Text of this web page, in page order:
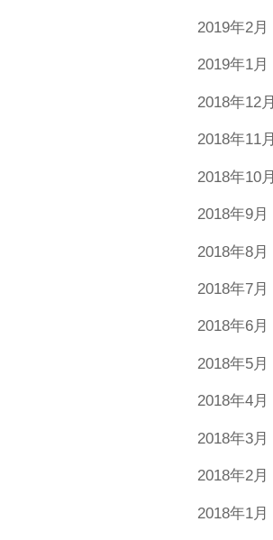
2019年2月
2019年1月
2018年12月
2018年11月
2018年10月
2018年9月
2018年8月
2018年7月
2018年6月
2018年5月
2018年4月
2018年3月
2018年2月
2018年1月